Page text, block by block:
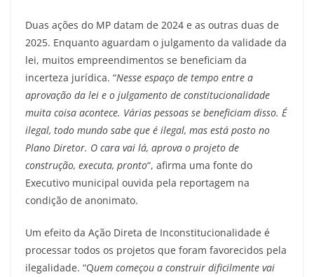
Duas ações do MP datam de 2024 e as outras duas de
2025. Enquanto aguardam o julgamento da validade da
lei, muitos empreendimentos se beneficiam da
incerteza jurídica. “Nesse espaço de tempo entre a
aprovação da lei e o julgamento de constitucionalidade
muita coisa acontece. Várias pessoas se beneficiam disso. É
ilegal, todo mundo sabe que é ilegal, mas está posto no
Plano Diretor. O cara vai lá, aprova o projeto de
construção, executa, pronto“, afirma uma fonte do
Executivo municipal ouvida pela reportagem na
condição de anonimato.
Um efeito da Ação Direta de Inconstitucionalidade é
processar todos os projetos que foram favorecidos pela
ilegalidade. “Quem começou a construir dificilmente vai